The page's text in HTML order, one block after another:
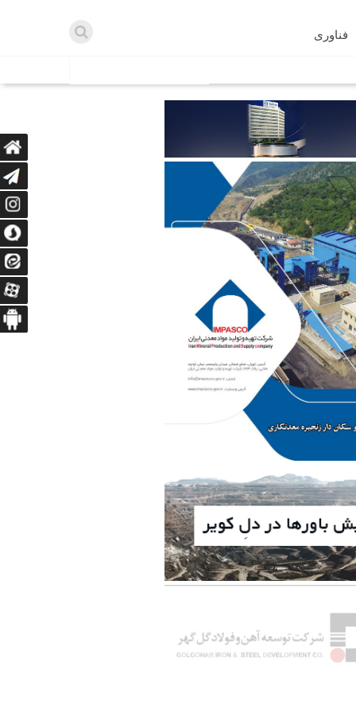
فناوری
دریافت می‌کنند